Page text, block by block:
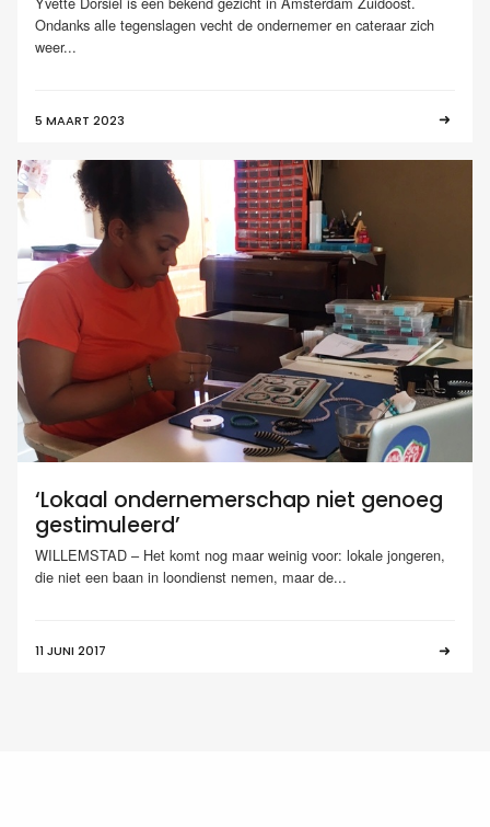
Ondanks alle tegenslagen vecht de ondernemer en cateraar zich
weer...
5 MAART 2023
‘Lokaal ondernemerschap niet genoeg
gestimuleerd’
WILLEMSTAD – Het komt nog maar weinig voor: lokale jongeren,
die niet een baan in loondienst nemen, maar de...
11 JUNI 2017